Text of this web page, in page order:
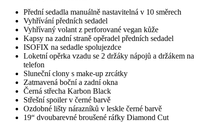
Přední sedadla manuálně nastavitelná v 10 směrech
Vyhřívání předních sedadel
Vyhřívaný volant z perforované vegan kůže
Kapsy na zadní straně opěradel předních sedadel
ISOFIX na sedadle spolujezdce
Loketní opěrka vzadu se 2 držáky nápojů a držákem na
telefon
Sluneční clony s make-up zrcátky
Zatmavená boční a zadní okna
Černá střecha Karbon Black
Střešní spoiler v černé barvě
Ozdobné lišty nárazníků v leskle černé barvě
19“ dvoubarevné broušené ráfky Diamond Cut